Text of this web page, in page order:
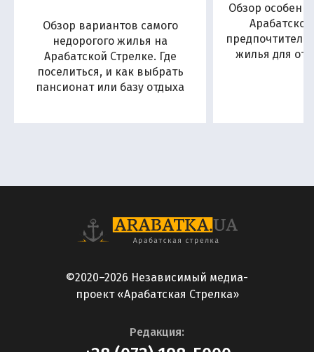
Обзор вариантов самого
недорогого жилья на
Арабатской Стрелке. Где
поселиться, и как выбрать
пансионат или базу отдыха
Обзор
жилья для
©2020–2026 Независимый медиа-
проект «Арабатская Стрелка»
Редакция: